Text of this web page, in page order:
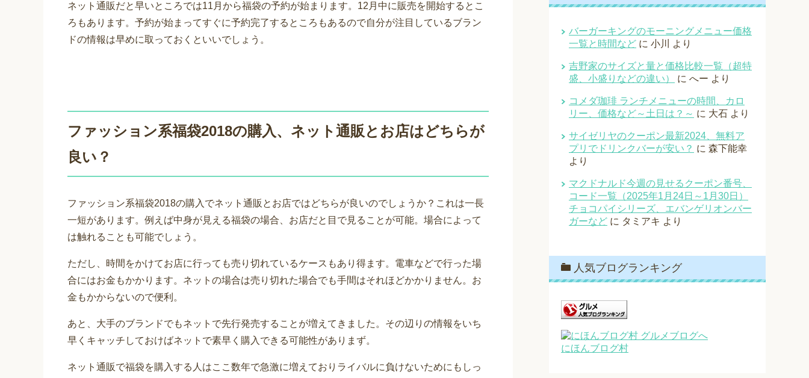
ネット通販だと早いところでは11月から福袋の予約が始まります。12月中に販売を開始するとこ
ろもあります。予約が始まってすぐに予約完了するところもあるので自分が注目しているブラン
ドの情報は早めに取っておくといいでしょう。
ファッション系福袋2018の購入、ネット通販とお店はどちらが
良い？
ファッション系福袋2018の購入でネット通販とお店ではどちらが良いのでしょうか？これは一長
一短があります。例えば中身が見える福袋の場合、お店だと目で見ることが可能。場合によって
は触れることも可能でしょう。
ただし、時間をかけてお店に行っても売り切れているケースもあり得ます。電車などで行った場
合にはお金もかかります。ネットの場合は売り切れた場合でも手間はそれほどかかりません。お
金もかからないので便利。
あと、大手のブランドでもネットで先行発売することが増えてきました。その辺りの情報をいち
早くキャッチしておけばネットで素早く購入できる可能性がありまず。
ネット通販で福袋を購入する人はここ数年で急激に増えておりライバルに負けないためにもしっ
バーガーキングのモーニングメニュー価格
一覧と時間など に 小川 より
吉野家のサイズと量と価格比較一覧（超特
盛、小盛りなどの違い）
に へー より
コメダ珈琲 ランチメニューの時間、カロ
リー、価格など～土日は？～ に 大石 より
サイゼリヤのクーポン最新2024、無料ア
プリでドリンクバーが安い？ に 森下能幸
より
マクドナルド今週の見せるクーポン番号、
コード一覧（2025年1月24日～1月30日）
チョコパイシリーズ、エバンゲリオンバー
ガーなど に タミアキ より
人気ブログランキング
にほんブログ村